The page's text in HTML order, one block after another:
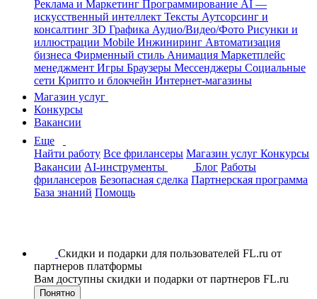
Реклама и Маркетинг Программирование AI —
искусственный интеллект Тексты Аутсорсинг и
консалтинг 3D Графика Аудио/Видео/Фото Рисунки и
иллюстрации Mobile Инжиниринг Автоматизация
бизнеса Фирменный стиль Анимация Маркетплейс
менеджмент Игры Браузеры Мессенджеры Социальные
сети Крипто и блокчейн Интернет-магазины
Магазин услуг
Конкурсы
Вакансии
Еще
Найти работу Все фрилансеры Магазин услуг Конкурсы
Вакансии AI-инструменты Блог Работы
фрилансеров Безопасная сделка Партнерская программа
База знаний Помощь
Скидки и подарки для пользователей FL.ru от
партнеров платформы
Вам доступны скидки и подарки от партнеров FL.ru
Понятно